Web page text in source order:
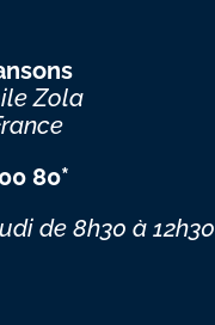
Zola
80*
de 8h30 à 12h30